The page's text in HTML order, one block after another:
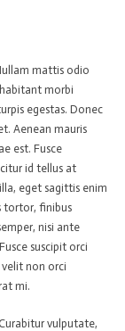
mattis odio
morbi
egestas. Donec
Aenean mauris
est. Fusce
id tellus at
eget sagittis enim
tortor, finibus
nisi ante
suscipit orci
non orci
mi.
vulputate,